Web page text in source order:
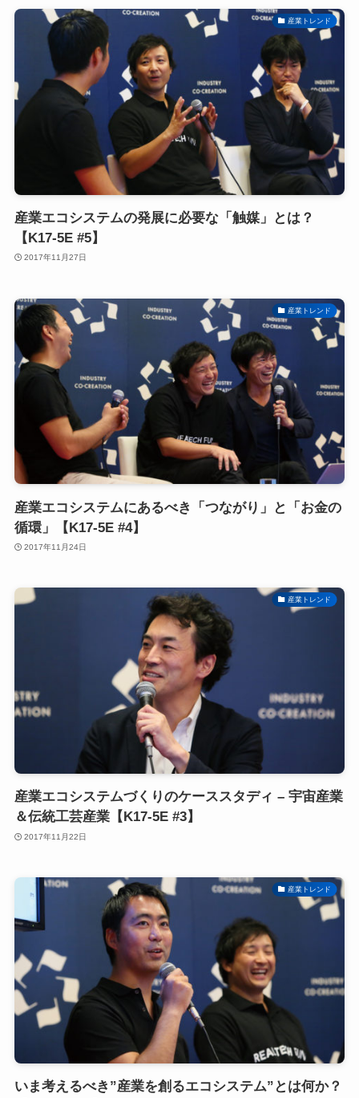
産業トレンド
産業エコシステムの発展に必要な「触媒」とは？
【K17-5E #5】
2017年11月27日
産業トレンド
産業エコシステムにあるべき「つながり」と「お金の
循環」【K17-5E #4】
2017年11月24日
産業トレンド
産業エコシステムづくりのケーススタディ – 宇宙産業
＆伝統工芸産業【K17-5E #3】
2017年11月22日
産業トレンド
いま考えるべき”産業を創るエコシステム”とは何か？